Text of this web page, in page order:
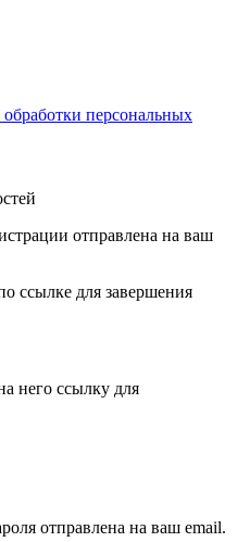
персональных
отправлена на ваш
ссылке для завершения
него ссылку для
отправлена на ваш email.